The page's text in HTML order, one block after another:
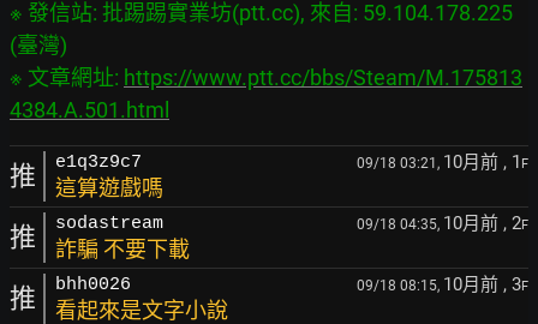
※ 發信站: 批踢踢實業坊(ptt.cc), 來自: 59.104.178.225
(臺灣)
※ 文章網址: https://www.ptt.cc/bbs/Steam/M.175813
4384.A.501.html
推 e1q3z9c7 09/18 03:21, 10月前 , 1 F
這算遊戲嗎
推 sodastream 09/18 04:35, 10月前 , 2F
詐騙 不要下載
推 bhh0026 09/18 08:15, 10月前 , 3F
看起來是文字小說